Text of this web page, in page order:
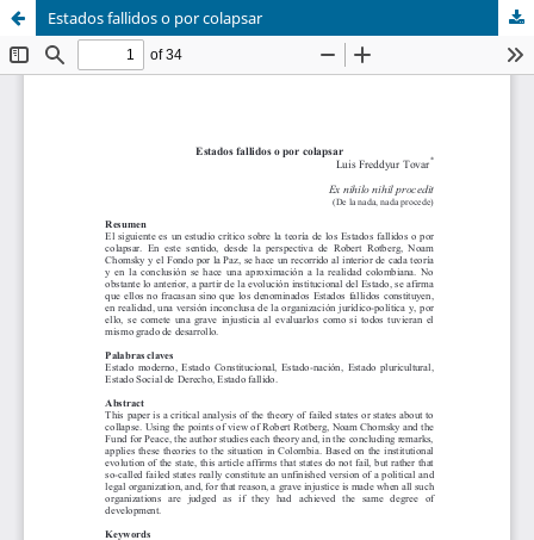
Estados fallidos o por colapsar